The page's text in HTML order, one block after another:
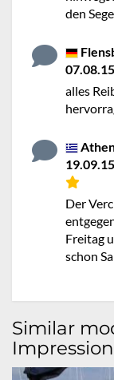
den
alles
Der
Freitag
schon
Similar
Impression